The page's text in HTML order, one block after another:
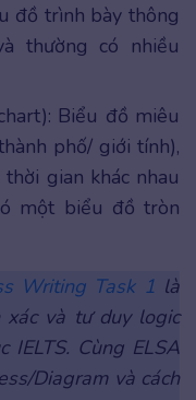
đồ trình bày thông
thường có nhiều
Biểu đồ miêu
phố/ giới tính),
gian khác nhau
một biểu đồ tròn
Writing Task 1 là
xác và tư duy logic
IELTS. Cùng ELSA
Diagram và cách